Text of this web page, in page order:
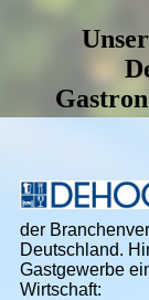
der
Deutsch­land.
Gastgewerbe
Wirtschaft: